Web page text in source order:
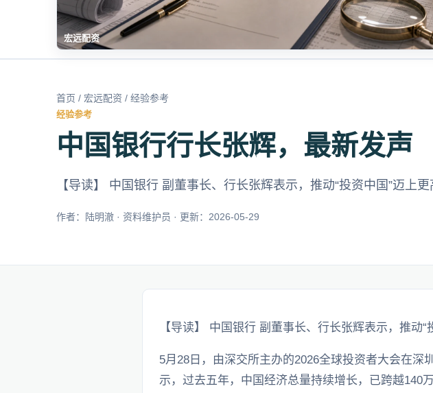
宏远配资
首页 / 宏远配资 / 经验参考
经验参考
中国银行行长张辉，最新发声
【导读】 中国银行 副董事长、行长张辉表示，推动“投资中国”迈上
作者：陆明澈 · 资料维护员 · 更新：2026-05-29
【导读】 中国银行 副董事长、行长张辉表示，推动“
5月28日，由深交所主办的2026全球投资者大会在
示，过去五年，中国经济总量持续增长，已跨越140